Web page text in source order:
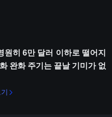
원히 6만 달러 이하로 떨어지
완화 주기는 끝날 기미가 없